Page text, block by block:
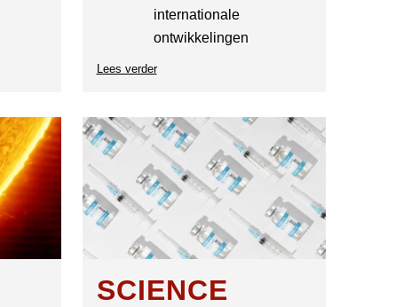
internationale
ontwikkelingen
Lees verderover
SCIENCE